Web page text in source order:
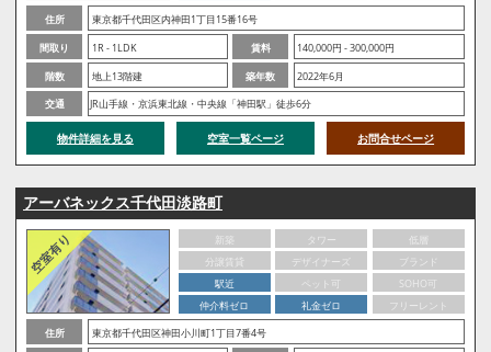
住所
東京都千代田区内神田1丁目15番16号
間取り
1R - 1LDK 賃料
140,000円 - 300,000円
階数
地上13階建 築年数
2022年6月
交通
JR山手線・京浜東北線・中央線「神田駅」徒歩6分
物件詳細を見る 空室一覧ページ お問合せページ
アーバネックス千代田淡路町
新築 タワー
低層
分譲賃貸
デザイナーズ
ブランド
駅近
ペット可
SOHO可
仲介料ゼロ
礼金ゼロ
フリーレント
住所
東京都千代田区神田小川町1丁目7番4号